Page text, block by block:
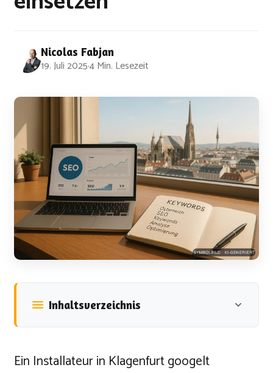
Nicolas Fabjan
19. Juli 2025·4 Min. Lesezeit
Inhaltsverzeichnis
Ein Installateur in Klagenfurt googelt